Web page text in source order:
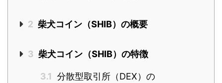
2 柴犬コイン（SHIB）の概要
3 柴犬コイン（SHIB）の特徴
3.1 分散型取引所（DEX）の